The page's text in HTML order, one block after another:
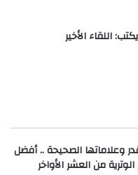
اللقاء الأخير
وعلاماتها الصحيحة .. أفضل
من العشر الأواخر